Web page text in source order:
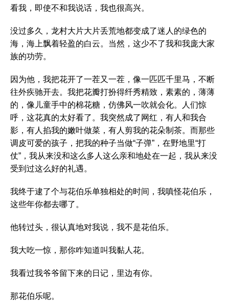
看我，即使不和我说话，我也很高兴。
没过多久，龙村大片大片丢荒地都变成了迷人的绿色的
海，海上飘着轻盈的白云。当然，这少不了我和我庞大家
族的功劳。
因为他，我把花开了一茬又一茬，像一匹匹千里马，不断
往外疾驰开去。我把花瓣打扮得纤秀精致，素素的，薄薄
的，像儿童手中的棉花糖，仿佛风一吹就会化。人们惊
呼，这花真的太好看了。我突然成了网红，有人和我合
影，有人掐我的嫩叶做菜，有人剪我的花朵制茶。而那些
调皮可爱的孩子，把我的种子当做“子弹”，在野地里“打
仗”，我从来没和这么多人这么亲和地处在一起，我从来没
受到过这么好的礼遇。
我终于逮了个与花伯乐单独相处的时间，我嗔怪花伯乐，
这些年你都去哪了。
他转过头，很认真地对我说，我不是花伯乐。
我大吃一惊，那你咋知道叫我黏人花。
我看过我爷爷留下来的日记，里边有你。
那花伯乐呢。